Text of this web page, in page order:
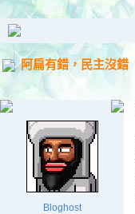
阿扁有錯，民主沒錯
Bloghost